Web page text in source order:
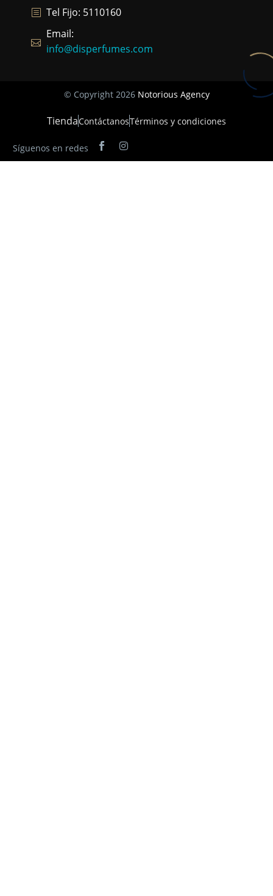
Tel Fijo: 5110160
Email:
info@disperfumes.com
© Copyright 2026 Notorious Agency
TiendaContáctanosTérminos y condiciones
Síguenos en redes